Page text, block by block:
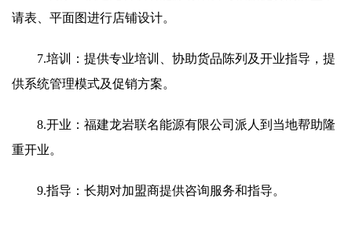
请表、平面图进行店铺设计。
7.培训：提供专业培训、协助货品陈列及开业指导，提
供系统管理模式及促销方案。
8.开业：福建龙岩联名能源有限公司派人到当地帮助隆
重开业。
9.指导：长期对加盟商提供咨询服务和指导。